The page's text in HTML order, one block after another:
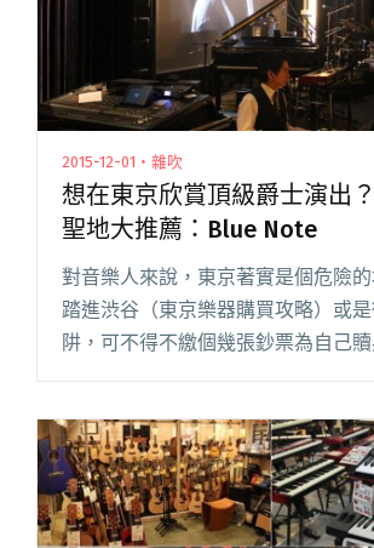
2015-12-01・雜吹
想在東京欣賞頂級爵士演出
聖地大推薦：Blue Note
對音樂人來說，東京著實是個危險
踏進渋谷（東京樂器購買攻略）或
阱，可不得不繳個幾張鈔票為自己贖
包都註定要失血了，不妨趁機來表
面前燃燒靈魂的感動，有時甚閱讀
京欣賞頂級爵士演出？必去音樂聖
Blue Note"